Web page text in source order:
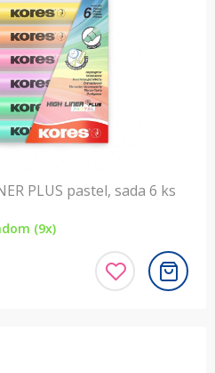
PLUS pastel, sada 6 ks
(9x)